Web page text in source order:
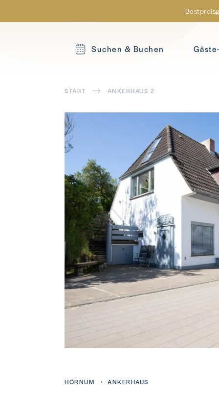
Suchen & Buchen
START ANKERHAUS 2
HÖRNUM ・ ANKERHAUS